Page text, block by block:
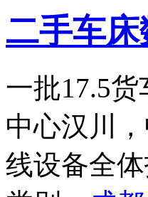
二手车
一批17.5
中心汉川
线设备全体